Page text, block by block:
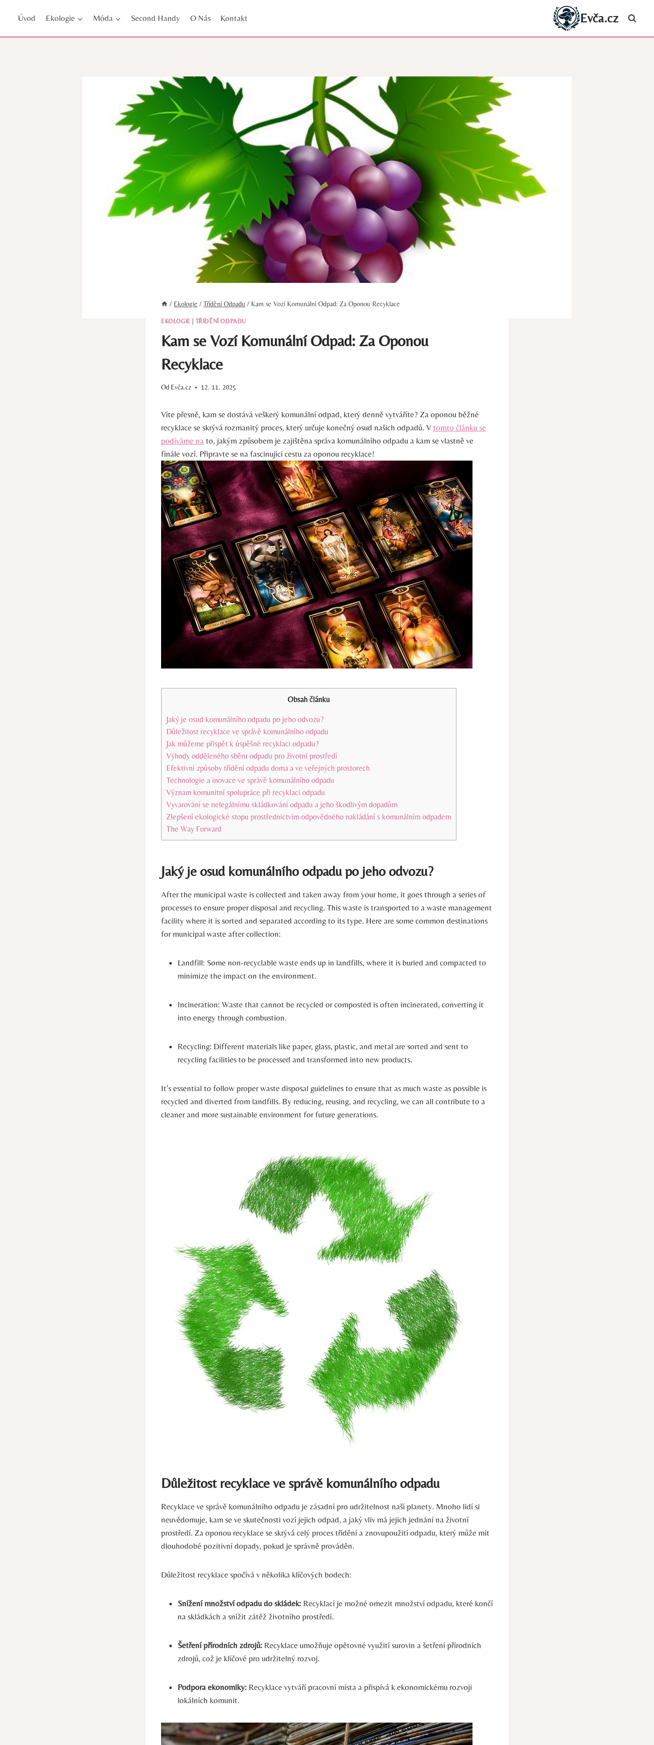
Úvod Ekologie Móda Second Handy O Nás Kontakt Evča.cz
/ Ekologie / Třídění Odpadu / Kam se Vozí Komunální Odpad: Za Oponou Recyklace
EKOLOGIE TŘÍDĚNÍ ODPADU
Kam se Vozí Komunální Odpad: Za Oponou
Recyklace
Od Evča.cz 12. 11. 2025
Víte přesně, kam se dostává veškerý komunální odpad, který denně vytváříte? Za oponou běžné
recyklace se skrývá rozmanitý proces, který určuje konečný osud našich odpadů. V tomto článku se
podíváme na to, jakým způsobem je zajištěna správa komunálního odpadu a kam se vlastně ve
finále vozí. Připravte se na fascinující cestu za oponou recyklace!
Obsah článku
Jaký je osud komunálního odpadu po jeho odvozu?
Důležitost recyklace ve správě komunálního odpadu
Jak můžeme přispět k úspěšné recyklaci odpadu?
Výhody odděleného sběru odpadu pro životní prostředí
Efektivní způsoby třídění odpadu doma a ve veřejných prostorech
Technologie a inovace ve správě komunálního odpadu
Význam komunitní spolupráce při recyklaci odpadu
Vyvarování se nelegálnímu skládkování odpadu a jeho škodlivým dopadům
Zlepšení ekologické stopu prostřednictvím odpovědného nakládání s komunálním odpadem
The Way Forward
Jaký je osud komunálního odpadu po jeho odvozu?
After the municipal waste is collected and taken away from your home, it goes through a series of
processes to ensure proper disposal and recycling. This waste is transported to a waste management
facility where it is sorted and separated according to its type. Here are some common destinations
for municipal waste after collection:
Landfill: Some non-recyclable waste ends up in landfills, where it is buried and compacted to
minimize the impact on the environment.
Incineration: Waste that cannot be recycled or composted is often incinerated, converting it
into energy through combustion.
Recycling: Different materials like paper, glass, plastic, and metal are sorted and sent to
recycling facilities to be processed and transformed into new products.
It’s essential to follow proper waste disposal guidelines to ensure that as much waste as possible is
recycled and diverted from landfills. By reducing, reusing, and recycling, we can all contribute to a
cleaner and more sustainable environment for future generations.
Důležitost recyklace ve správě komunálního odpadu
Recyklace ve správě komunálního odpadu je zásadní pro udržitelnost naší planety. Mnoho lidí si
neuvědomuje, kam se ve skutečnosti vozí jejich odpad, a jaký vliv má jejich jednání na životní
prostředí. Za oponou recyklace se skrývá celý proces třídění a znovupoužití odpadu, který může mít
dlouhodobé pozitivní dopady, pokud je správně prováděn.
Důležitost recyklace spočívá v několika klíčových bodech:
Snížení množství odpadu do skládek: Recyklací je možné omezit množství odpadu, které končí
na skládkách a snížit zátěž životního prostředí.
Šetření přírodních zdrojů: Recyklace umožňuje opětovné využití surovin a šetření přírodních
zdrojů, což je klíčové pro udržitelný rozvoj.
Podpora ekonomiky: Recyklace vytváří pracovní místa a přispívá k ekonomickému rozvoji
lokálních komunit.